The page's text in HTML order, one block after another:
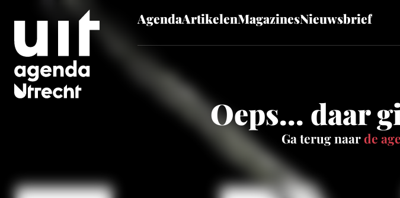
Skip to main content AgendaArtikelenMagazinesNieuwsbrief
Oeps... daar
Ga terug naarde